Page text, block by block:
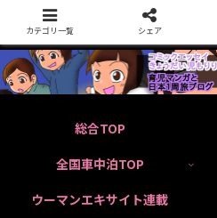
総合TOP
全国車中泊TOP
ウーマンエキサイト連載
カテゴリ一覧 シェア